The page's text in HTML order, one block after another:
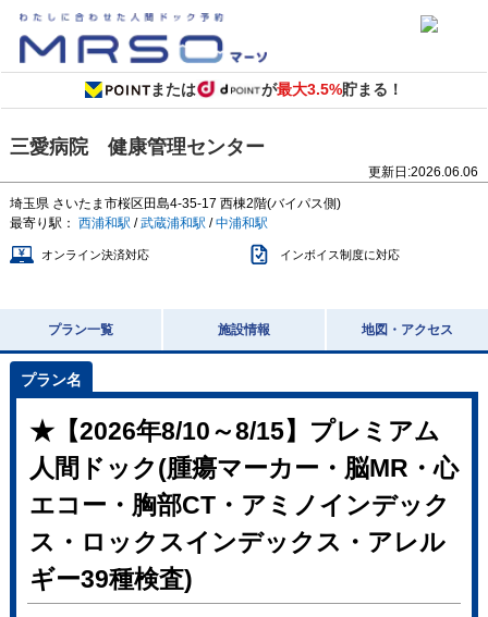
または が最大3.5%貯まる！
三愛病院 健康管理センター
更新日:2026.06.06
埼玉県 さいたま市桜区田島4-35-17 西棟2階(バイパス側)
最寄り駅： 西浦和駅 /武蔵浦和駅 /中浦和駅
オンライン決済対応 インボイス制度に対応
プラン一覧 施設情報 地図・アクセス
★【2026年8/10～8/15】プレミアム
人間ドック(腫瘍マーカー・脳MR・心
エコー・胸部CT・アミノインデック
ス・ロックスインデックス・アレル
ギー39種検査)